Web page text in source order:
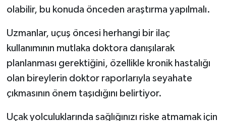
olabilir, bu konuda önceden araştırma yapılmalı.
Uzmanlar, uçuş öncesi herhangi bir ilaç
kullanımının mutlaka doktora danışılarak
planlanması gerektiğini, özellikle kronik hastalığı
olan bireylerin doktor raporlarıyla seyahate
çıkmasının önem taşıdığını belirtiyor.
Uçak yolculuklarında sağlığınızı riske atmamak için